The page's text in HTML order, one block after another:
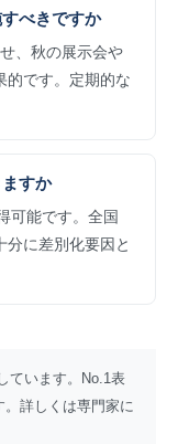
べきですか
、秋の展示会や
的です。定期的な
すか
可能です。全国
分に差別化要因と
ています。No.1表
詳しくは専門家に